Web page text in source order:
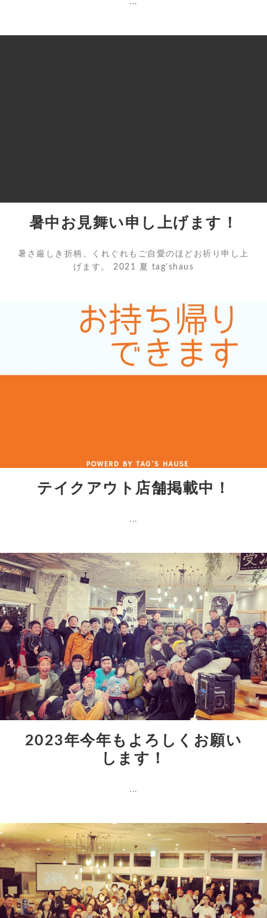
...
暑中お見舞い申し上げます！
暑さ厳しき折柄、くれぐれもご自愛のほどお祈り申し上
げます。 2021 夏 tag'shaus
テイクアウト店舗掲載中！
...
2023年今年もよろしくお願い
します！
...